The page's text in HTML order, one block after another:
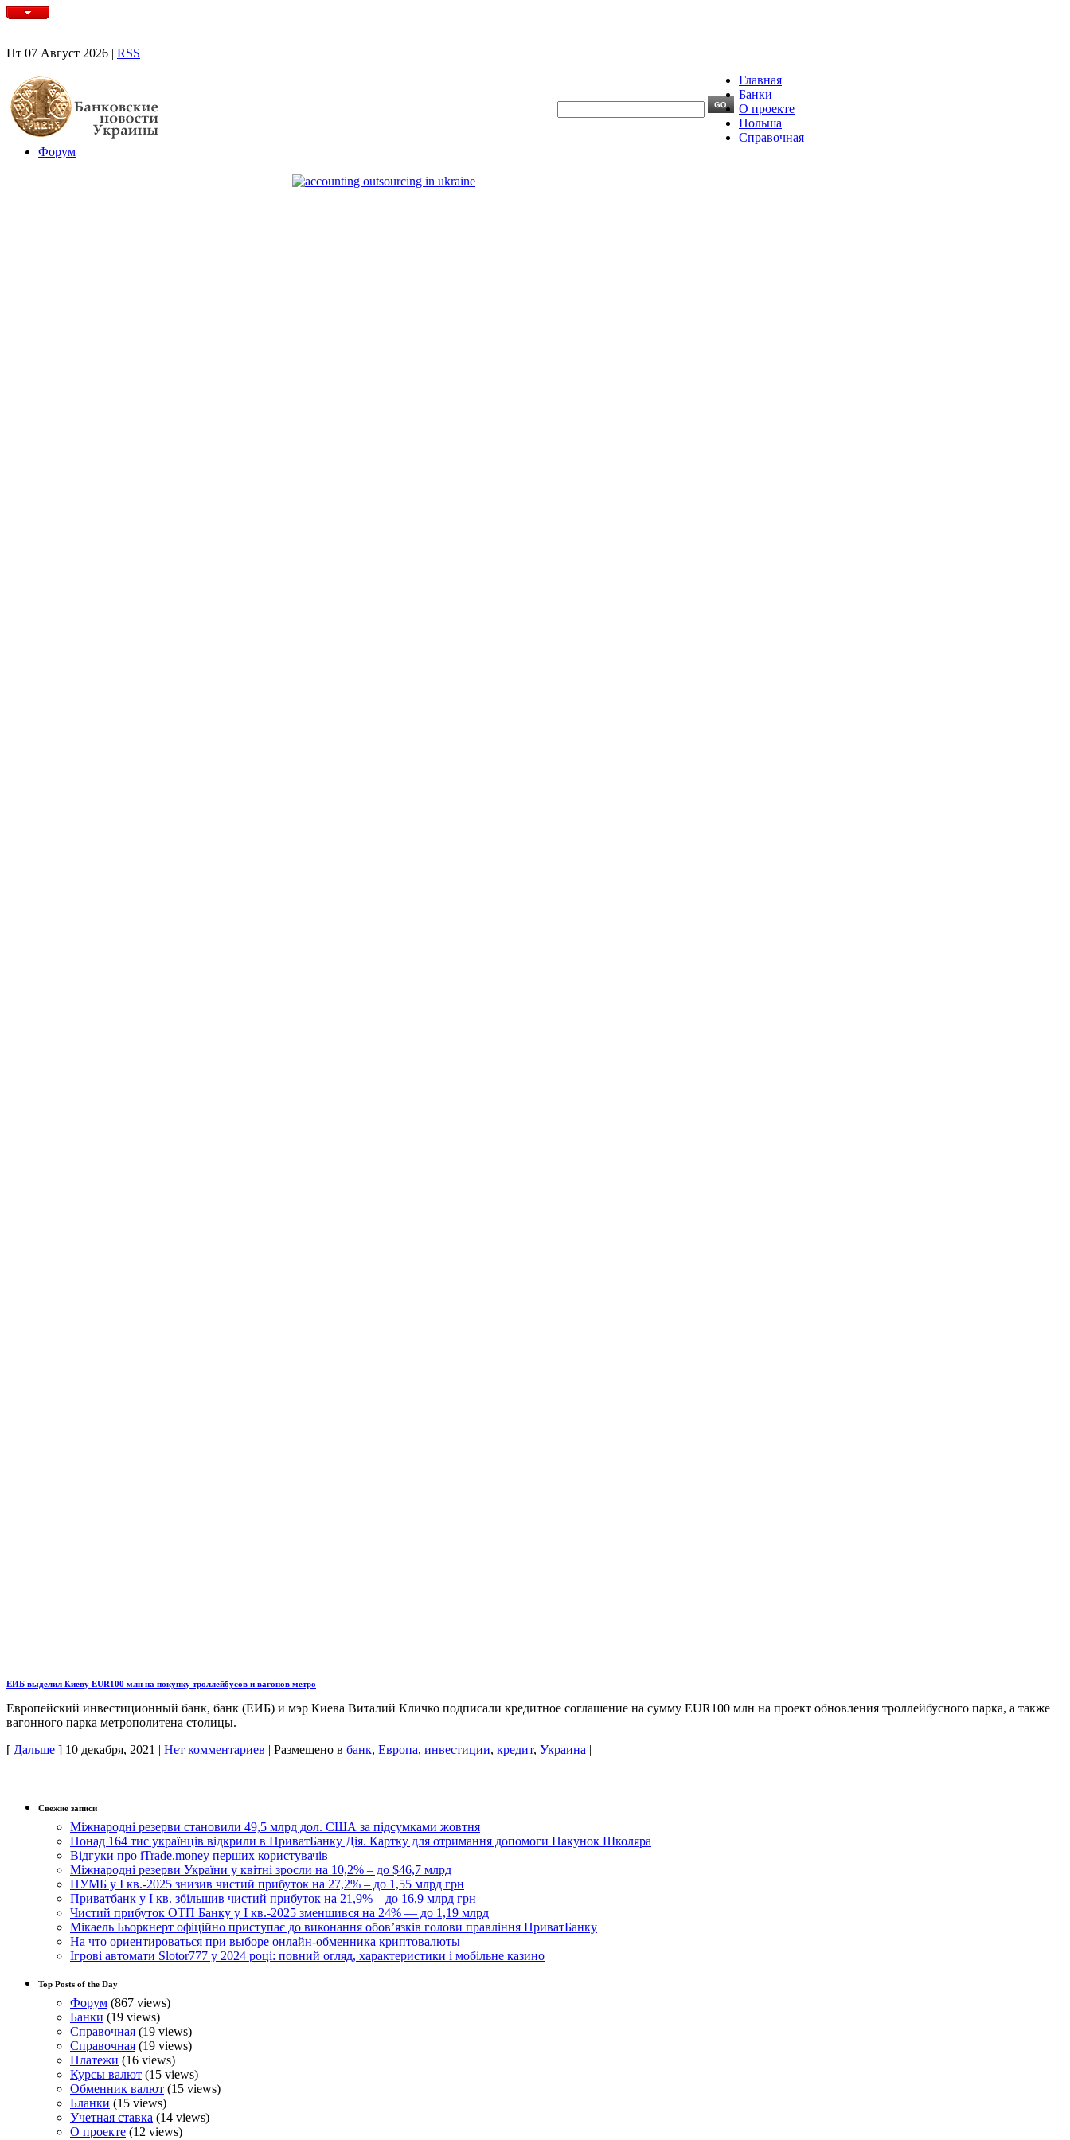
Пт 07 Август 2026 | RSS
Главная
Банки
О проекте
Польша
Справочная
Форум
ЕИБ выделил Киеву EUR100 млн на покупку троллейбусов и вагонов метро
Европейский инвестиционный банк, банк (ЕИБ) и мэр Киева Виталий Кличко подписали кредитное соглашение на сумму EUR100 млн на проект обновления троллейбусного парка, а также
вагонного парка метрополитена столицы.
[ Дальше ] 10 декабря, 2021 | Нет комментариев | Размещено в банк, Европа, инвестиции, кредит, Украина |
Свежие записи
Міжнародні резерви становили 49,5 млрд дол. США за підсумками жовтня
Понад 164 тис українців відкрили в ПриватБанку Дія. Картку для отримання допомоги Пакунок Школяра
Відгуки про iTrade.money перших користувачів
Міжнародні резерви України у квітні зросли на 10,2% – до $46,7 млрд
ПУМБ у I кв.-2025 знизив чистий прибуток на 27,2% – до 1,55 млрд грн
Приватбанк у І кв. збільшив чистий прибуток на 21,9% – до 16,9 млрд грн
Чистий прибуток ОТП Банку у І кв.-2025 зменшився на 24% — до 1,19 млрд
Мікаель Бьоркнерт офіційно приступає до виконання обовʼязків голови правління ПриватБанку
На что ориентироваться при выборе онлайн-обменника криптовалюты
Ігрові автомати Slotor777 у 2024 році: повний огляд, характеристики і мобільне казино
Top Posts of the Day
Форум (867 views)
Банки (19 views)
Справочная (19 views)
Справочная (19 views)
Платежи (16 views)
Курсы валют (15 views)
Обменник валют (15 views)
Бланки (15 views)
Учетная ставка (14 views)
О проекте (12 views)